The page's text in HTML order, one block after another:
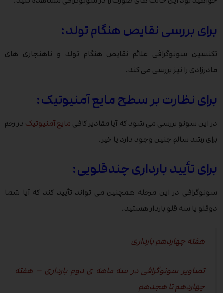
برای بررسی نقایص هنگام تولد:
تکنسین سونوگرافی علائم نقایص هنگام تولد و ناهنجاری های
مادرزادی را نیز بررسی می کند.
برای نظارت بر سطح مایع آمنیوتیک:
در این سونو بررسی می شود که آیا مقادیر کافی مایع آمنیوتیک در رحم
برای رشد سالم جنین وجود دارد یا خیر.
برای تأیید بارداری چندقلویی:
سونوگرافی در این مرحله همچنین می تواند تأیید کند که آیا شما
دوقلو یا سه قلو باردار هستید.
هفته چهاردهم بارداری
تصاویر سونوگرافی در سه ماهه ی دوم بارداری – هفته
چهاردهم تا هجدهم